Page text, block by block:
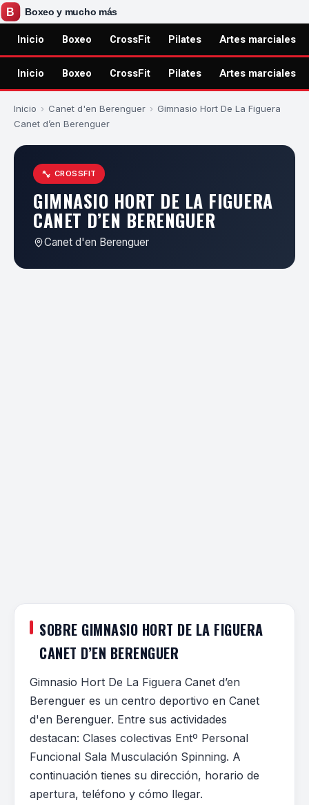
Inicio Boxeo CrossFit Pilates Artes marciales
Inicio Boxeo CrossFit Pilates Artes marciales
Inicio › Canet d'en Berenguer › Gimnasio Hort De La Figuera
Canet d’en Berenguer
CROSSFIT
GIMNASIO HORT DE LA FIGUERA
CANET D’EN BERENGUER
Canet d'en Berenguer
SOBRE GIMNASIO HORT DE LA FIGUERA
CANET D’EN BERENGUER
Gimnasio Hort De La Figuera Canet d’en
Berenguer es un centro deportivo en Canet
d'en Berenguer. Entre sus actividades
destacan: Clases colectivas Entº Personal
Funcional Sala Musculación Spinning. A
continuación tienes su dirección, horario de
apertura, teléfono y cómo llegar.